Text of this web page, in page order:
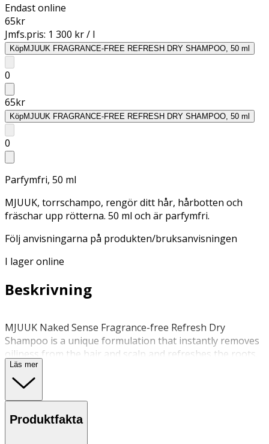
Endast online
65kr
Jmfs.pris: 1 300 kr / l
KöpMJUUK FRAGRANCE-FREE REFRESH DRY SHAMPOO, 50 ml
0
65kr
KöpMJUUK FRAGRANCE-FREE REFRESH DRY SHAMPOO, 50 ml
0
Parfymfri, 50 ml
MJUUK, torrschampo, rengör ditt hår, hårbotten och
fräschar upp rötterna. 50 ml och är parfymfri.
Följ anvisningarna på produkten/bruksanvisningen
I lager online
Beskrivning
MJUUK Naked Sense Fragrance-free Refresh Dry
Shampoo is a unique formulation that instantly removes
oiliness from the hair and scalp and refreshes the roots.
The product helps to leave hair feeling light and clean as
well as smelling fresh between washes. Suitable for all
and silicone-free. The packaging is recyclable. MJUUK is a
hair cosmetics brand of glowing confidence and natural
Läs mer
Produktfakta